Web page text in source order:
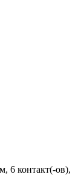
6 контакт(-ов),